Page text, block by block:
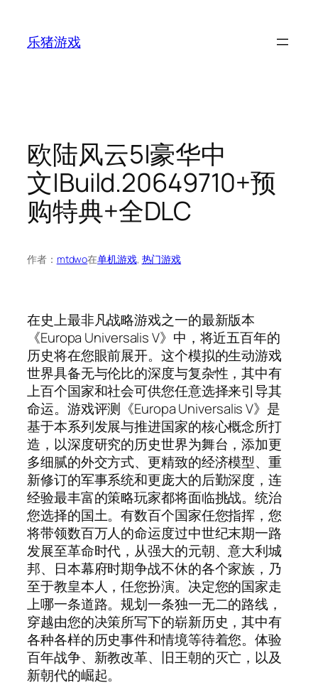
乐猪游戏
欧陆风云5|豪华中
文|Build.20649710+预
购特典+全DLC
作者： mtdwo在单机游戏, 热门游戏
在史上最非凡战略游戏之一的最新版本
《Europa Universalis V》中，将近五百年的
历史将在您眼前展开。这个模拟的生动游戏
世界具备无与伦比的深度与复杂性，其中有
上百个国家和社会可供您任意选择来引导其
命运。游戏评测《Europa Universalis V》是
基于本系列发展与推进国家的核心概念所打
造，以深度研究的历史世界为舞台，添加更
多细腻的外交方式、更精致的经济模型、重
新修订的军事系统和更庞大的后勤深度，连
经验最丰富的策略玩家都将面临挑战。统治
您选择的国土。有数百个国家任您指挥，您
将带领数百万人的命运度过中世纪末期一路
发展至革命时代，从强大的元朝、意大利城
邦、日本幕府时期争战不休的各个家族，乃
至于教皇本人，任您扮演。决定您的国家走
上哪一条道路。规划一条独一无二的路线，
穿越由您的决策所写下的崭新历史，其中有
各种各样的历史事件和情境等待着您。体验
百年战争、新教改革、旧王朝的灭亡，以及
新朝代的崛起。